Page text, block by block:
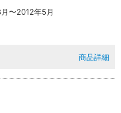
〜2012年5月
商品詳細